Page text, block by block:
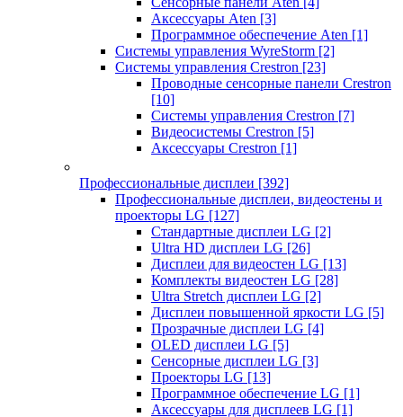
Аксессуары Aten [3]
Программное обеспечение Aten [1]
Системы управления WyreStorm [2]
Системы управления Crestron [23]
Проводные сенсорные панели Crestron
[10]
Системы управления Crestron [7]
Видеосистемы Crestron [5]
Аксессуары Crestron [1]
Профессиональные дисплеи [392]
Профессиональные дисплеи, видеостены и
проекторы LG [127]
Стандартные дисплеи LG [2]
Ultra HD дисплеи LG [26]
Дисплеи для видеостен LG [13]
Комплекты видеостен LG [28]
Ultra Stretch дисплеи LG [2]
Дисплеи повышенной яркости LG [5]
Прозрачные дисплеи LG [4]
OLED дисплеи LG [5]
Сенсорные дисплеи LG [3]
Проекторы LG [13]
Программное обеспечение LG [1]
Аксессуары для дисплеев LG [1]